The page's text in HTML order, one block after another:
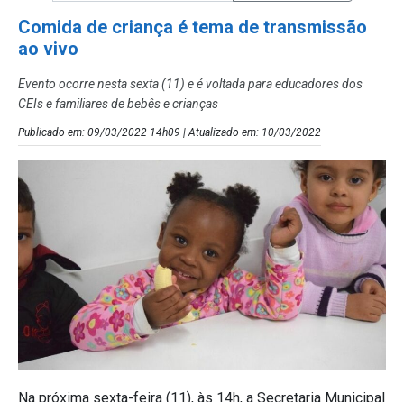
Comida de criança é tema de transmissão
ao vivo
Evento ocorre nesta sexta (11) e é voltada para educadores dos
CEIs e familiares de bebês e crianças
Publicado em: 09/03/2022 14h09 | Atualizado em: 10/03/2022
Na próxima sexta-feira (11), às 14h, a Secretaria Municipal